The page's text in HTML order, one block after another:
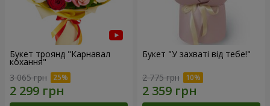
Букет троянд "Карнавал
кохання"
3 065 грн
Букет "У захваті від тебе!"
2 775 грн